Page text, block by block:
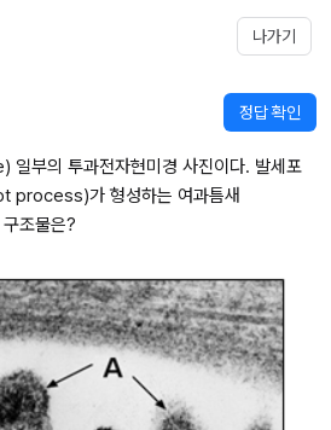
나가기
정답 확인
부의 투과전자현미경 사진이다. 발세포
가 형성하는 여과틈새
조물은?